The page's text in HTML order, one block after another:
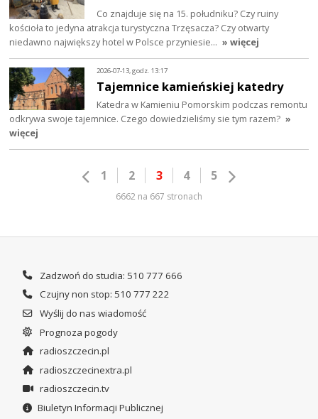
Co znajduje się na 15. południku? Czy ruiny
kościoła to jedyna atrakcja turystyczna Trzęsacza? Czy otwarty
niedawno największy hotel w Polsce przyniesie… » więcej
2026-07-13, godz. 13:17
Tajemnice kamieńskiej katedry
Katedra w Kamieniu Pomorskim podczas remontu
odkrywa swoje tajemnice. Czego dowiedzieliśmy sie tym razem? »
więcej
1 2 3 4 5
6662 na 667 stronach
Zadzwoń do studia: 510 777 666
Czujny non stop: 510 777 222
Wyślij do nas wiadomość
Prognoza pogody
radioszczecin.pl
radioszczecinextra.pl
radioszczecin.tv
Biuletyn Informacji Publicznej